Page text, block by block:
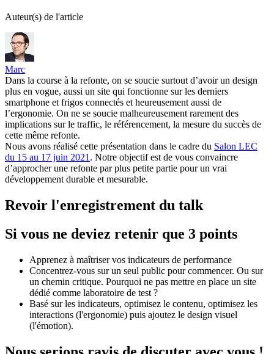
Auteur(s) de l'article
Marc
Dans la course à la refonte, on se soucie surtout d’avoir un design
plus en vogue, aussi un site qui fonctionne sur les derniers
smartphone et frigos connectés et heureusement aussi de
l’ergonomie. On ne se soucie malheureusement rarement des
implications sur le traffic, le référencement, la mesure du succès de
cette même refonte.
Nous avons réalisé cette présentation dans le cadre du Salon LEC
du 15 au 17 juin 2021. Notre objectif est de vous convaincre
d’approcher une refonte par plus petite partie pour un vrai
développement durable et mesurable.
Revoir l'enregistrement du talk
Si vous ne deviez retenir que 3 points
Apprenez à maîtriser vos indicateurs de performance
Concentrez-vous sur un seul public pour commencer. Ou sur
un chemin critique. Pourquoi ne pas mettre en place un site
dédié comme laboratoire de test ?
Basé sur les indicateurs, optimisez le contenu, optimisez les
interactions (l'ergonomie) puis ajoutez le design visuel
(l'émotion).